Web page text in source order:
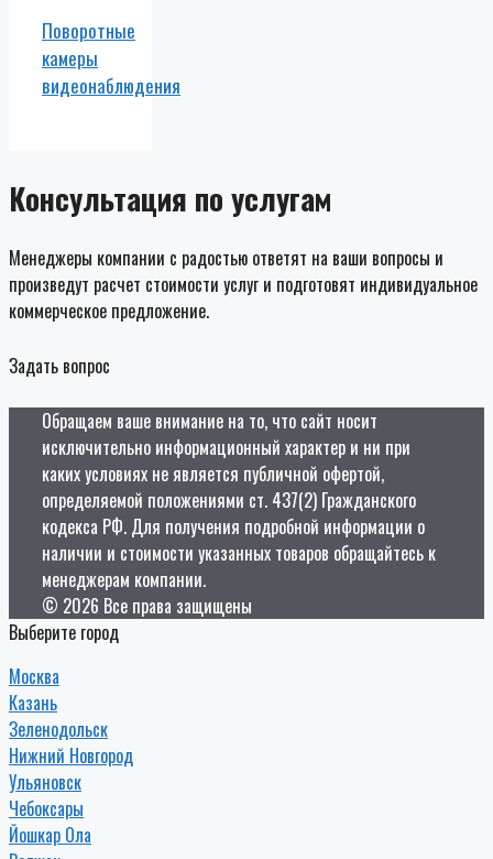
Поворотные
камеры
видеонаблюдения
Консультация по услугам
Менеджеры компании с радостью ответят на ваши вопросы и
произведут расчет стоимости услуг и подготовят индивидуальное
коммерческое предложение.
Задать вопрос
Обращаем ваше внимание на то, что сайт носит
исключительно информационный характер и ни при
каких условиях не является публичной офертой,
определяемой положениями ст. 437(2) Гражданского
кодекса РФ. Для получения подробной информации о
наличии и стоимости указанных товаров обращайтесь к
менеджерам компании.
© 2026 Все права защищены
Выберите город
Москва
Казань
Зеленодольск
Нижний Новгород
Ульяновск
Чебоксары
Йошкар Ола